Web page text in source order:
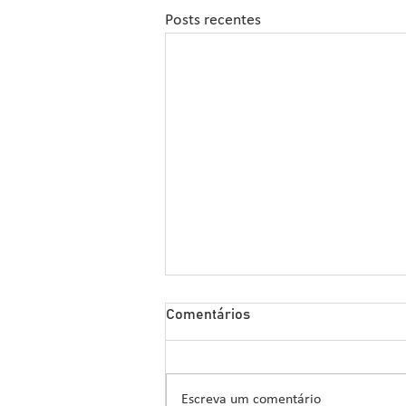
Posts recentes
Sipcam Nichino Lança
Comentários
Escreva um comentário